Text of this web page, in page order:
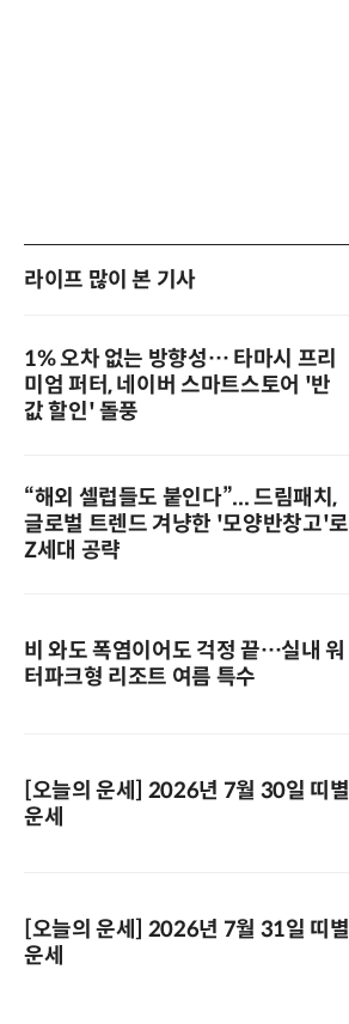
라이프 많이 본 기사
1% 오차 없는 방향성… 타마시 프리
미엄 퍼터, 네이버 스마트스토어 '반
값 할인' 돌풍
“해외 셀럽들도 붙인다”... 드림패치,
글로벌 트렌드 겨냥한 '모양반창고'로
Z세대 공략
비 와도 폭염이어도 걱정 끝…실내 워
터파크형 리조트 여름 특수
[오늘의 운세] 2026년 7월 30일 띠별
운세
[오늘의 운세] 2026년 7월 31일 띠별
운세